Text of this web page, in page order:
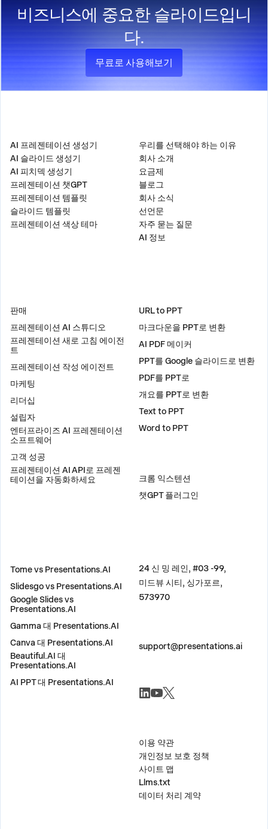
비즈니스에 중요한 슬라이드입니
다.
무료로 사용해보기
AI 프레젠테이션 생성기
AI 슬라이드 생성기
AI 피치덱 생성기
프레젠테이션 챗GPT
프레젠테이션 템플릿
슬라이드 템플릿
프레젠테이션 색상 테마
우리를 선택해야 하는 이유
회사 소개
요금제
블로그
회사 소식
선언문
자주 묻는 질문
AI 정보
판매
프레젠테이션 AI 스튜디오
프레젠테이션 새로 고침 에이전
트
프레젠테이션 작성 에이전트
마케팅
리더십
설립자
엔터프라이즈 AI 프레젠테이션
소프트웨어
고객 성공
프레젠테이션 AI API로 프레젠
테이션을 자동화하세요
URL to PPT
마크다운을 PPT로 변환
AI PDF 메이커
PPT를 Google 슬라이드로 변환
PDF를 PPT로
개요를 PPT로 변환
Text to PPT
Word to PPT
크롬 익스텐션
챗GPT 플러그인
Tome vs Presentations.AI
Slidesgo vs Presentations.AI
Google Slides vs
Presentations.AI
Gamma 대 Presentations.AI
Canva 대 Presentations.AI
Beautiful.AI 대
Presentations.AI
AI PPT 대 Presentations.AI
24 신 밍 레인, #03 -99,
미드뷰 시티, 싱가포르,
573970
support@presentations.ai
이용 약관
개인정보 보호 정책
사이트 맵
Llms.txt
데이터 처리 계약